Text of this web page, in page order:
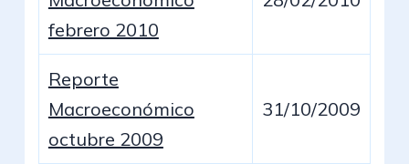
febrero 2010
Reporte
Macroeconómico
octubre 2009
31/10/2009